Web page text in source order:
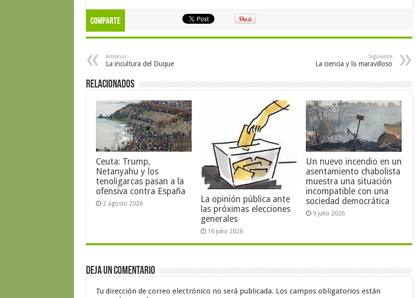
Comparte
Anterior
La incultura del Duque
Siguiente
La ciencia y lo maravilloso
Relacionados
Ceuta: Trump,
Netanyahu y los
tenoligarcas pasan a la
ofensiva contra España
2 agosto 2026
La opinión pública ante
las próximas elecciones
generales
16 julio 2026
Un nuevo incendio en un
asentamiento chabolista
muestra una situación
incompatible con una
sociedad democrática
9 julio 2026
Deja un comentario
Tu dirección de correo electrónico no será publicada. Los campos obligatorios están